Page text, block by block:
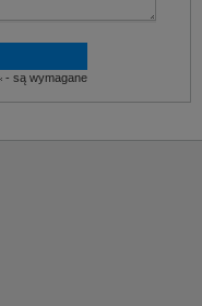
- są wymagane